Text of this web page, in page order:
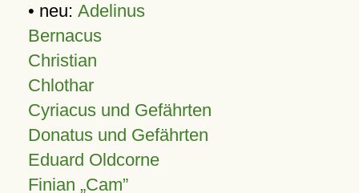
• neu: Adelinus
Bernacus
Christian
Chlothar
Cyriacus und Gefährten
Donatus und Gefährten
Eduard Oldcorne
Finian Cam